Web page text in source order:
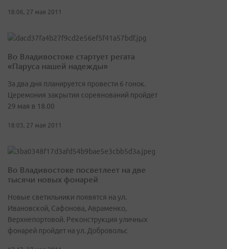
18:06, 27 мая 2011
Во Владивостоке стартует регата
«Паруса нашей надежды»
За два дня планируется провести 6 гонок.
Церемония закрытия соревнований пройдет
29 мая в 18.00
18:03, 27 мая 2011
Во Владивостоке посветлеет на две
тысячи новых фонарей
Новые светильники появятся на ул.
Ивановской, Сафонова, Авраменко,
Верхнепортовой. Реконструкция уличных
фонарей пройдет на ул. Добровольс